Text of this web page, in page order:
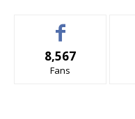
8,567
Fans